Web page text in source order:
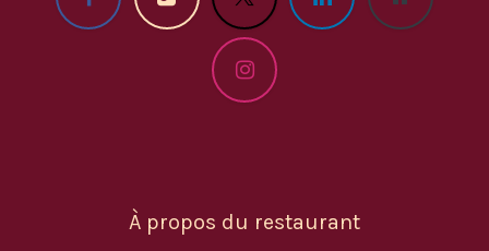
À propos du restaurant